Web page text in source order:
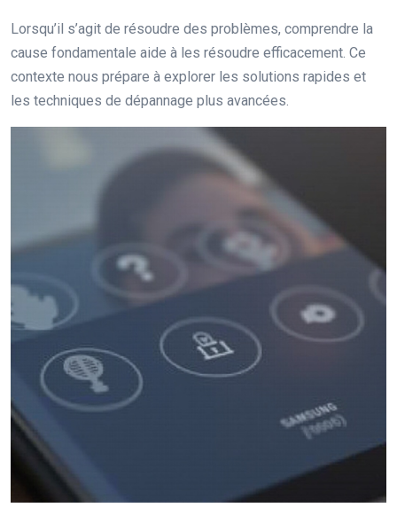
Lorsqu’il s’agit de résoudre des problèmes, comprendre la
cause fondamentale aide à les résoudre efficacement. Ce
contexte nous prépare à explorer les solutions rapides et
les techniques de dépannage plus avancées.